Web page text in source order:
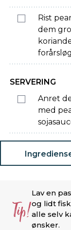
Rist
dem
SERVERING
Anret
med
Tip!
Lav en
og lidt
alle selv
ønsker.